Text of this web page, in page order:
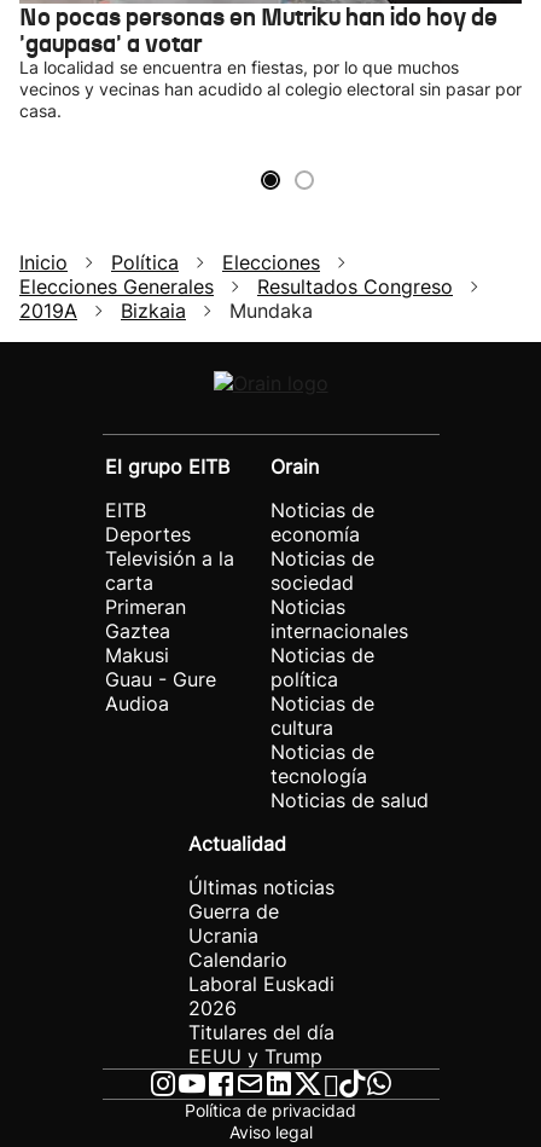
No pocas personas en Mutriku han ido hoy de
'gaupasa' a votar
La localidad se encuentra en fiestas, por lo que muchos
vecinos y vecinas han acudido al colegio electoral sin pasar por
casa.
Inicio Política
Elecciones
Elecciones Generales
Resultados Congreso
2019A
Bizkaia Mundaka
El grupo EITB
EITB
Deportes
Televisión a la
carta
Primeran
Gaztea
Makusi
Guau - Gure
Audioa
Orain
Noticias de
economía
Noticias de
sociedad
Noticias
internacionales
Noticias de
política
Noticias de
cultura
Noticias de
tecnología
Noticias de salud
Actualidad
Últimas noticias
Guerra de
Ucrania
Calendario
Laboral Euskadi
2026
Titulares del día
EEUU y Trump
Política de privacidad
Aviso legal